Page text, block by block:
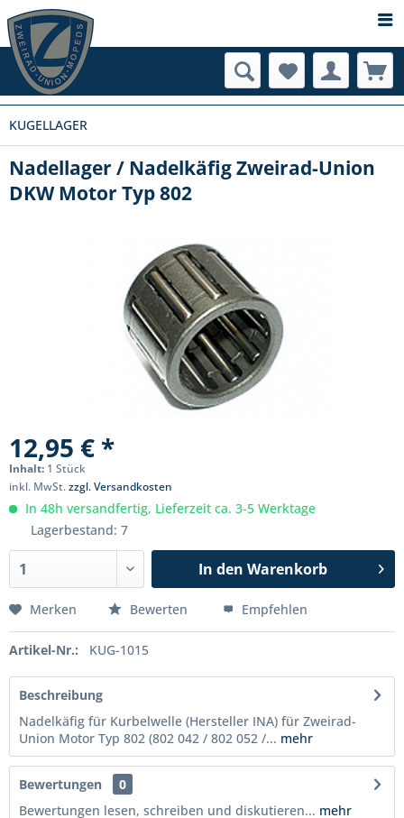
KUGELLAGER
Nadellager / Nadelkäfig Zweirad-Union
DKW Motor Typ 802
12,95 € *
Inhalt: 1 Stück
inkl. MwSt.zzgl. Versandkosten
In 48h versandfertig, Lieferzeit ca. 3-5 Werktage
Lagerbestand: 7
In den Warenkorb
Merken Bewerten Empfehlen
Artikel-Nr.: KUG-1015
Beschreibung
Nadelkäfig für Kurbelwelle (Hersteller INA) für Zweirad-
Union Motor Typ 802 (802 042 / 802 052 /... mehr
Bewertungen
0
Bewertungen lesen, schreiben und diskutieren... mehr